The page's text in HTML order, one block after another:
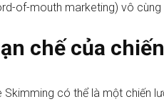
of-mouth marketing) vô cùng
chế của
Skimming có thể là một chiến